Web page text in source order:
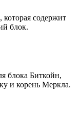
содержит
блок.
блока Биткойн,
и корень Меркла.